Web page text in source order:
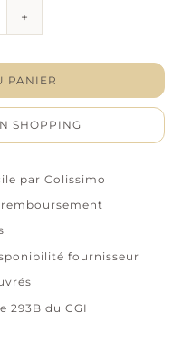
PANIER
SHOPPING
par Colissimo
fournisseur
293B du CGI